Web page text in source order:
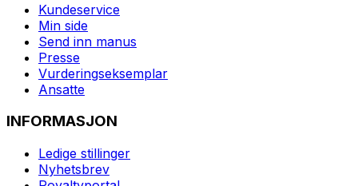
Kundeservice
Min side
Send inn manus
Presse
Vurderingseksemplar
Ansatte
INFORMASJON
Ledige stillinger
Nyhetsbrev